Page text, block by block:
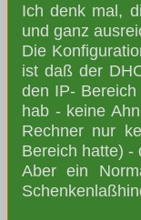
Ich denk mal,
und ganz
Die
ist daß der
den IP-
hab - keine
Rechner nur
Bereich hatte) -
Aber ein